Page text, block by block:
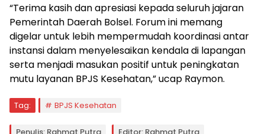
“Terima kasih dan apresiasi kepada seluruh jajaran
Pemerintah Daerah Bolsel. Forum ini memang
digelar untuk lebih mempermudah koordinasi antar
instansi dalam menyelesaikan kendala di lapangan
serta menjadi masukan positif untuk peningkatan
mutu layanan BPJS Kesehatan,” ucap Raymon.
Tag: BPJS Kesehatan
Penulis: Rahmat Putra Editor: Rahmat Putra